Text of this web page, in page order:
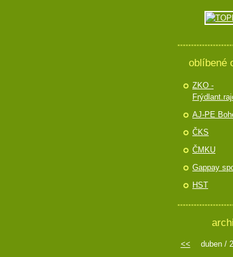
oblíbené
ZKO -
AJ-PE
ČKS
ČMKU
Gappay
HST
<< duben /